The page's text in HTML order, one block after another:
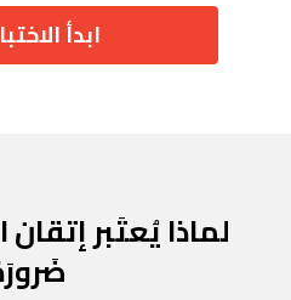
ابدأ
لماذا يُعتَبر إتقان